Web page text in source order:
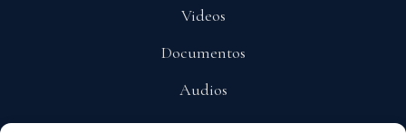
Videos
Documentos
Audios